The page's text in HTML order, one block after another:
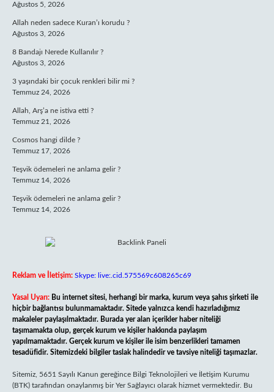
Ağustos 5, 2026
Allah neden sadece Kuran’ı korudu ?
Ağustos 3, 2026
8 Bandajı Nerede Kullanılır ?
Ağustos 3, 2026
3 yaşındaki bir çocuk renkleri bilir mi ?
Temmuz 24, 2026
Allah, Arş’a ne istiva etti ?
Temmuz 21, 2026
Cosmos hangi dilde ?
Temmuz 17, 2026
Teşvik ödemeleri ne anlama gelir ?
Temmuz 14, 2026
Teşvik ödemeleri ne anlama gelir ?
Temmuz 14, 2026
Reklam ve İletişim: Skype: live:.cid.575569c608265c69
Yasal Uyarı: Bu internet sitesi, herhangi bir marka, kurum veya şahıs şirketi ile
hiçbir bağlantısı bulunmamaktadır. Sitede yalnızca kendi hazırladığımız
makaleler paylaşılmaktadır. Burada yer alan içerikler haber niteliği
taşımamakta olup, gerçek kurum ve kişiler hakkında paylaşım
yapılmamaktadır. Gerçek kurum ve kişiler ile isim benzerlikleri tamamen
tesadüfidir. Sitemizdeki bilgiler taslak halindedir ve tavsiye niteliği taşımazlar.
Sitemiz, 5651 Sayılı Kanun gereğince Bilgi Teknolojileri ve İletişim Kurumu
(BTK) tarafından onaylanmış bir Yer Sağlayıcı olarak hizmet vermektedir. Bu